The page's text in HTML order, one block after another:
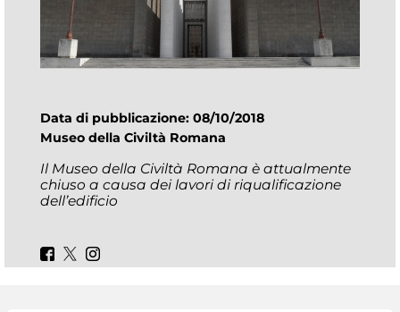
Data di pubblicazione: 08/10/2018
Museo della Civiltà Romana
Il Museo della Civiltà Romana è attualmente
chiuso a causa dei lavori di riqualificazione
dell’edificio